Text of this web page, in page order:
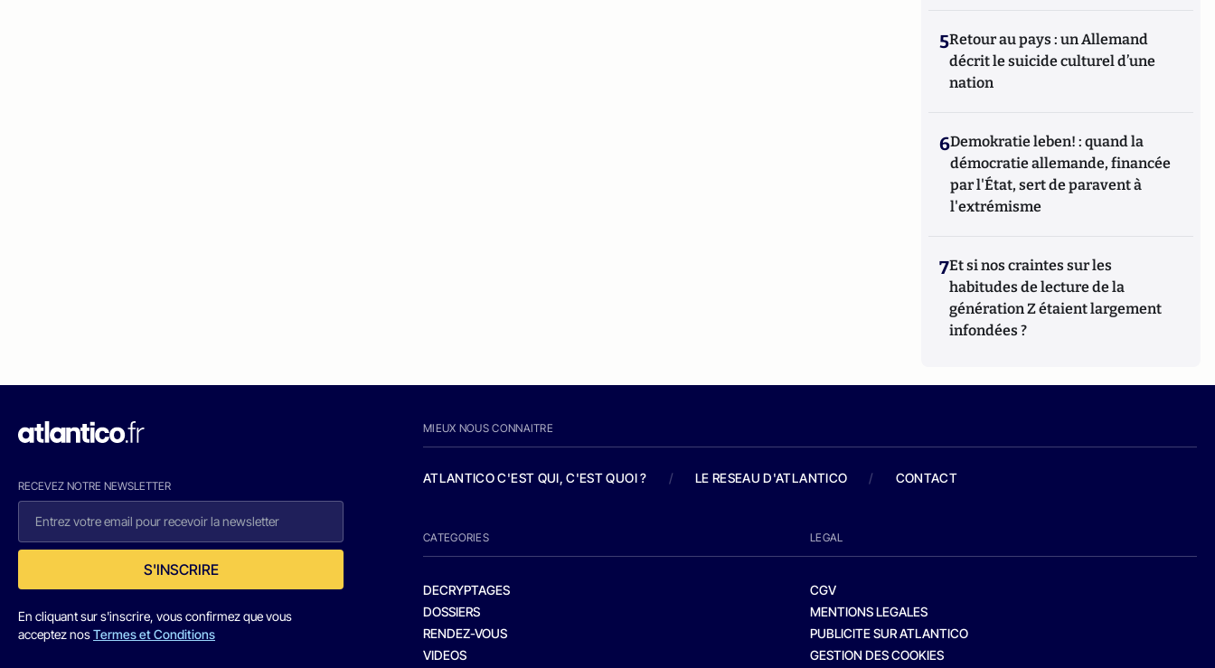
5Retour au pays : un Allemand
décrit le suicide culturel d’une
nation
6Demokratie leben! : quand la
démocratie allemande, financée
par l'État, sert de paravent à
l'extrémisme
7Et si nos craintes sur les
habitudes de lecture de la
génération Z étaient largement
infondées ?
RECEVEZ NOTRE NEWSLETTER
S'INSCRIRE
En cliquant sur s'inscrire, vous confirmez que vous
acceptez nosTermes et Conditions
MIEUX NOUS CONNAITRE
ATLANTICO C'EST QUI, C'EST QUOI ? / LE RESEAU D'ATLANTICO / CONTACT
CATEGORIES
DECRYPTAGES
DOSSIERS
RENDEZ-VOUS
VIDEOS
LEGAL
CGV
MENTIONS LEGALES
PUBLICITE SUR ATLANTICO
GESTION DES COOKIES